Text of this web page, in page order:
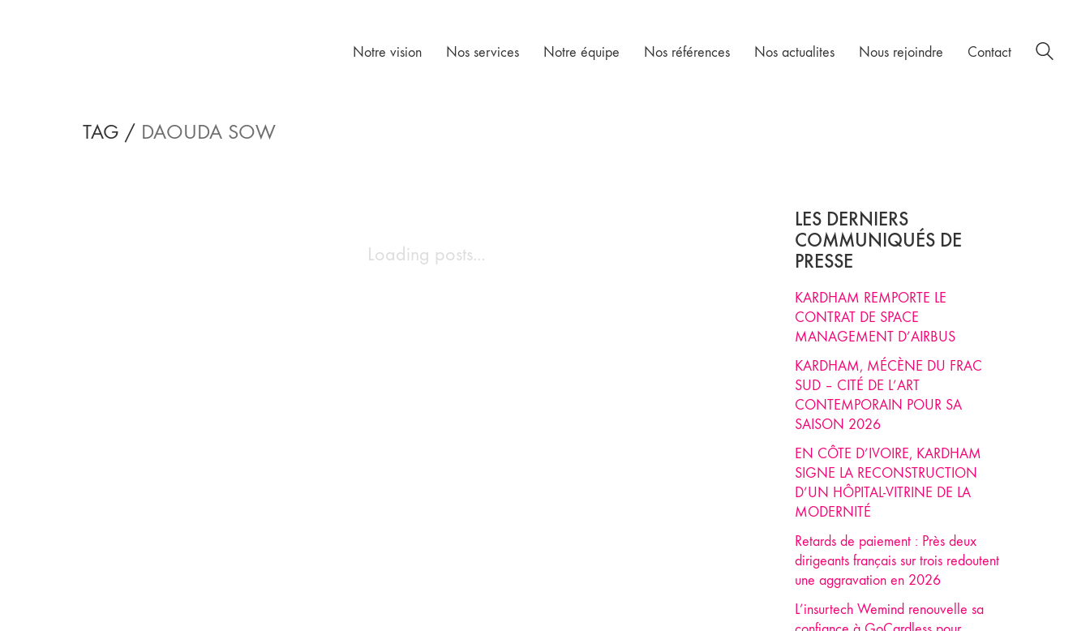
Notre vision Nos services Notre équipe Nos références Nos actualites Nous rejoindre Contact
TAG / DAOUDA SOW
Loading posts...
LES DERNIERS
COMMUNIQUÉS DE
PRESSE
KARDHAM REMPORTE LE
CONTRAT DE SPACE
MANAGEMENT D’AIRBUS
KARDHAM, MÉCÈNE DU FRAC
SUD – CITÉ DE L’ART
CONTEMPORAIN POUR SA
SAISON 2026
EN CÔTE D’IVOIRE, KARDHAM
SIGNE LA RECONSTRUCTION
D’UN HÔPITAL-VITRINE DE LA
MODERNITÉ
Retards de paiement : Près deux
dirigeants français sur trois redoutent
une aggravation en 2026
L’insurtech Wemind renouvelle sa